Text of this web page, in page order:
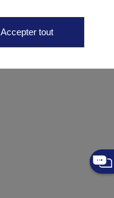
Accepter tout